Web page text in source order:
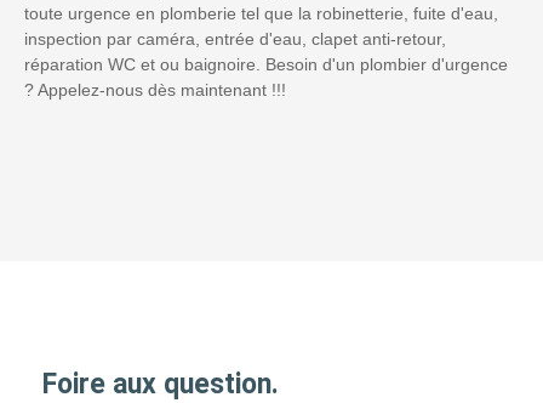
toute urgence en plomberie tel que la robinetterie, fuite d'eau,
inspection par caméra, entrée d'eau, clapet anti-retour,
réparation WC et ou baignoire. Besoin d'un plombier d'urgence
? Appelez-nous dès maintenant !!!
Foire aux question.